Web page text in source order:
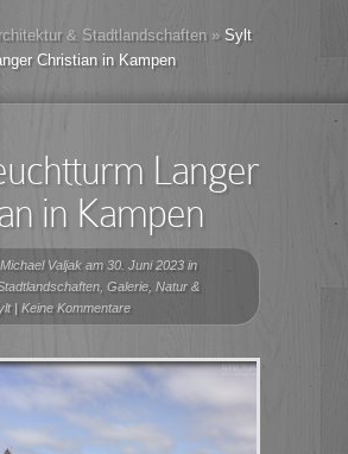
& Stadtlandschaften » Sylt
Christian in Kampen
Langer
in Kampen
Michael Valjak am 30. Juni 2023 in
Galerie Natur &
| Keine Kommentare